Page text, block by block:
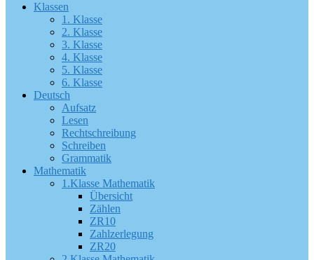
Klassen
1. Klasse
2. Klasse
3. Klasse
4. Klasse
5. Klasse
6. Klasse
Deutsch
Aufsatz
Lesen
Rechtschreibung
Schreiben
Grammatik
Mathematik
1.Klasse Mathematik
Übersicht
Zählen
ZR10
Zahlzerlegung
ZR20